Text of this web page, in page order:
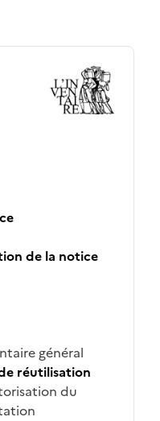
de la notice
général
réutilisation
du